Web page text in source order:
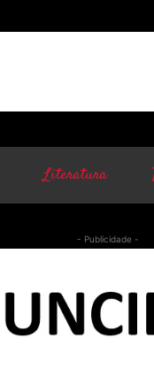
Literatura
- Publicidade -